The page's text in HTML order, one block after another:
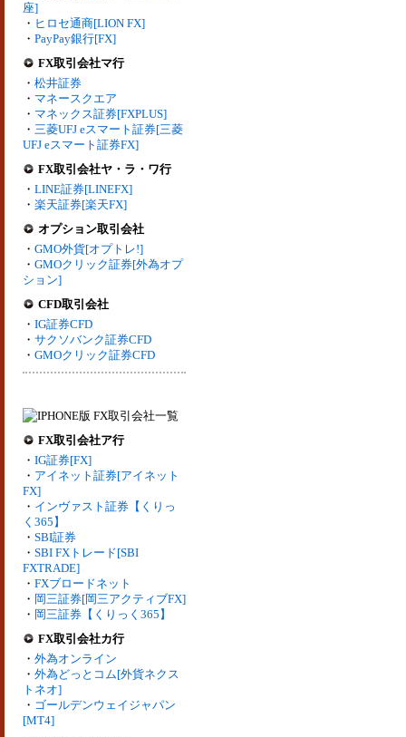
座]
・ ヒロセ通商[LION FX]
・ PayPay銀行[FX]
FX取引会社マ行
・ 松井証券
・ マネースクエア
・ マネックス証券[FXPLUS]
・ 三菱UFJ eスマート証券[三菱
UFJ eスマート証券FX]
FX取引会社ヤ・ラ・ワ行
・ LINE証券[LINEFX]
・ 楽天証券[楽天FX]
オプション取引会社
・ GMO外貨[オプトレ!]
・ GMOクリック証券[外為オプ
ション]
CFD取引会社
・ IG証券CFD
・ サクソバンク証券CFD
・ GMOクリック証券CFD
FX取引会社ア行
・ IG証券[FX]
・ アイネット証券[アイネット
FX]
・ インヴァスト証券【くりっ
く365】
・ SBI証券
・ SBI FXトレード[SBI
FXTRADE]
・ FXブロードネット
・ 岡三証券[岡三アクティブFX]
・ 岡三証券【くりっく365】
FX取引会社カ行
・ 外為オンライン
・ 外為どっとコム[外貨ネクス
トネオ]
・ ゴールデンウェイジャパン
[MT4]